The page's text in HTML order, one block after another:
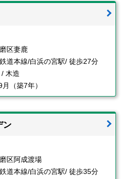
区妻鹿
道本線/白浜の宮駅/ 徒歩27分
木造
（築7年）
ン
区阿成渡場
道本線/白浜の宮駅/ 徒歩35分